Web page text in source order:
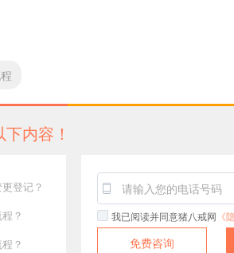
内容！
登记？
？
？
我已阅读并同意猪八戒网 《
免费咨询